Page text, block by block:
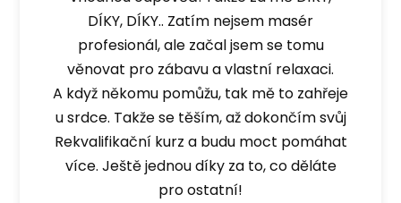
DÍKY, DÍKY.. Zatím nejsem masér
profesionál, ale začal jsem se tomu
věnovat pro zábavu a vlastní relaxaci.
A když někomu pomůžu, tak mě to zahřeje
u srdce. Takže se těším, až dokončím svůj
Rekvalifikační kurz a budu moct pomáhat
více. Ještě jednou díky za to, co děláte
pro ostatní!